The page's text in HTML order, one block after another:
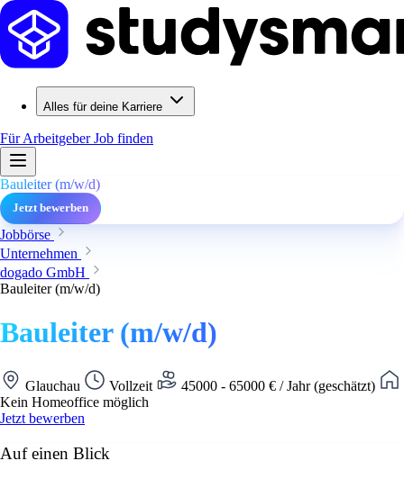
Alles für deine Karriere
Für ArbeitgeberJob finden
Bauleiter (m/w/d)
Jetzt bewerben
Jobbörse
Unternehmen
dogado GmbH
Bauleiter (m/w/d)
Bauleiter (m/w/d)
Glauchau Vollzeit
45000 - 65000 € / Jahr (geschätzt)
Kein Homeoffice möglich
Jetzt bewerben
Auf einen Blick